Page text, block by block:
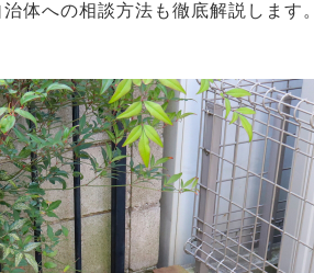
体への相談方法も徹底解説します。